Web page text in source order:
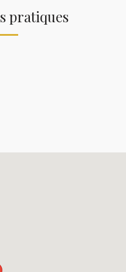
pratiques